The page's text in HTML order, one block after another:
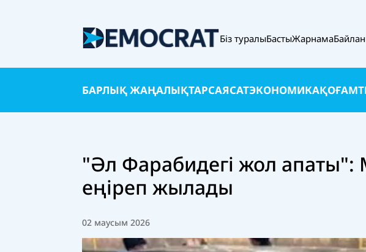
Біз туралыБастыЖарнама
БАРЛЫҚ ЖАҢАЛЫҚТАРСАЯСАТЭКОНОМИКАҚОҒАМ
"Әл Фарабидегі жол
еңіреп жылады
02 маусым 2026